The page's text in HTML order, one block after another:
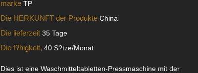
marke TP
Die HERKUNFT der Produkte China
Die lieferzeit 35 Tage
Die f?higkeit, 40 S?tze/Monat
Dies ist eine Waschmitteltabletten-Pressmaschine mit der